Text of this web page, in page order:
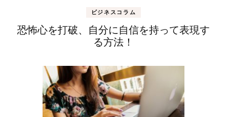
ビジネスコラム
恐怖心を打破、自分に自信を持って表現す
る方法！